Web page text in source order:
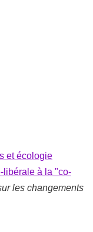
et écologie
libérale à la "co-
les changements